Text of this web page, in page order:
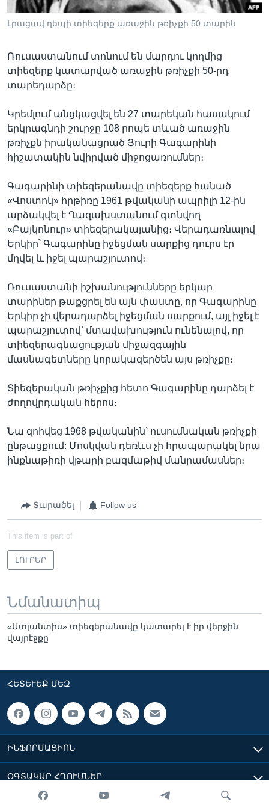
Լրացավ դեպի տիեզերք առաջին թռիչքի 50 տարին
Ռուսաստանում տոնում են մարդու կողմից
տիեզերք կատարված առաջին թռիչքի 50-րդ
տարեդարձը։
Կրեմլում անցկացվել են 27 տարեկան հասակում
երկրագնդի շուրջը 108 րոպե տևած առաջին
թռիչքն իրականացրած Յուրի Գագարինի
հիշատակին նվիրված միջոցառումներ։
Գագարինի տիեզերանավը տիեզերք հանած
«Վոստոկ» հրթիռը 1961 թվականի ապրիլի 12-ին
արձակվել է Ղազախստանում գտնվող
«Բայկոնուր» տիեզերակայանից։ Վերադառնալով
Երկիր՝ Գագարինը իջեցման սարքից դուրս էր
մղվել և իջել պարաշյուտով։
Ռուսաստանի իշխանությունները երկար
տարիներ թաքցրել են այն փաստը, որ Գագարինը
Երկիր չի վերադարձել իջեցման սարքում, այլ իջել է
պարաշյուտով՝ մտավախություն ունենալով, որ
տիեզերագնացության միջազգային
մասնագետները կորակազերծեն այս թռիչքը։
Տիեզերական թռիչքից հետո Գագարինը դարձել է
ժողովրդական հերոս։
Նա զոհվեց 1968 թվականին՝ ուսումնական թռիչքի
ընթացքում: Մոսկվան դեռևս չի հրապարակել նրա
ինքնաթիռի վթարի բազմաթիվ մանրամասներ։
Տարածել Follow us
This item is part of
ԼՈՒՐԵՐ
Նմանատիպ
«Ատլանտիս» տիեզերանավը կատարել է իր վերջին
վայրէջքը
ՀԵՏԵՒԵՔ ՄԵԶ
ԻՆՖՈՐՄԱՑԻՈՆ
ՕԳՏԱԿԱՐ ՀՂՈՒՄՆԵՐ